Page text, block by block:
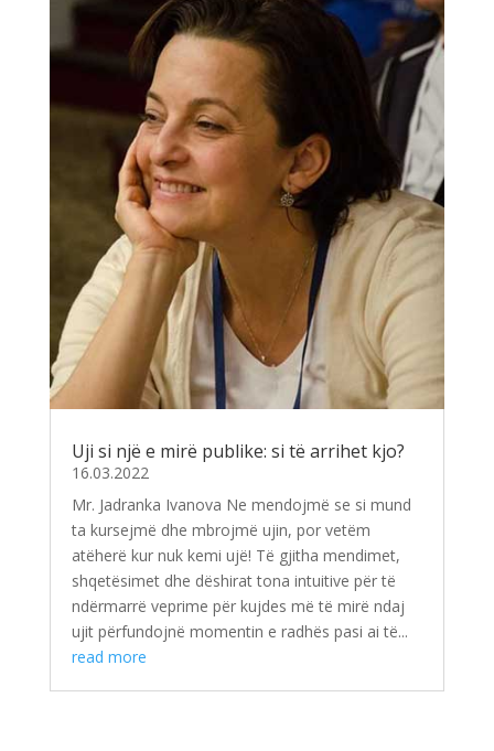
Uji si një e mirë publike: si të arrihet kjo?
16.03.2022
Mr. Jadranka Ivanova Ne mendojmë se si mund
ta kursejmë dhe mbrojmë ujin, por vetëm
atëherë kur nuk kemi ujë! Të gjitha mendimet,
shqetësimet dhe dëshirat tona intuitive për të
ndërmarrë veprime për kujdes më të mirë ndaj
ujit përfundojnë momentin e radhës pasi ai të...
read more